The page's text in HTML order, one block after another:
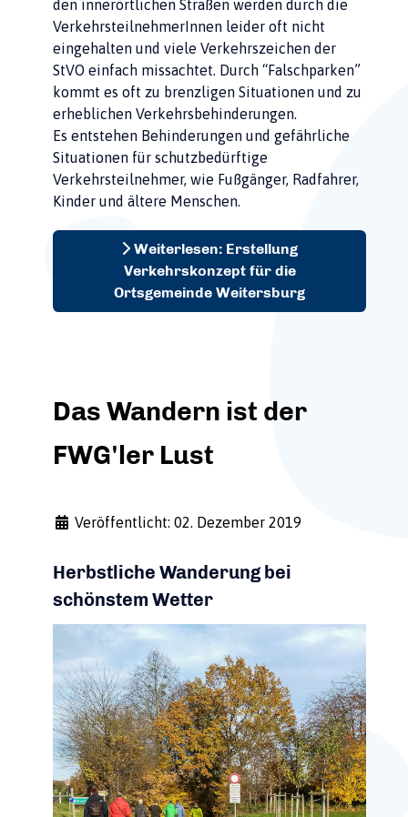
den innerörtlichen Straßen werden durch die
VerkehrsteilnehmerInnen leider oft nicht
eingehalten und viele Verkehrszeichen der
StVO einfach missachtet. Durch “Falschparken”
kommt es oft zu brenzligen Situationen und zu
erheblichen Verkehrsbehinderungen.
Es entstehen Behinderungen und gefährliche
Situationen für schutzbedürftige
Verkehrsteilnehmer, wie Fußgänger, Radfahrer,
Kinder und ältere Menschen.
Weiterlesen: Erstellung
Verkehrskonzept für die
Ortsgemeinde Weitersburg
Das Wandern ist der
FWG'ler Lust
Veröffentlicht: 02. Dezember 2019
Herbstliche Wanderung bei
schönstem Wetter